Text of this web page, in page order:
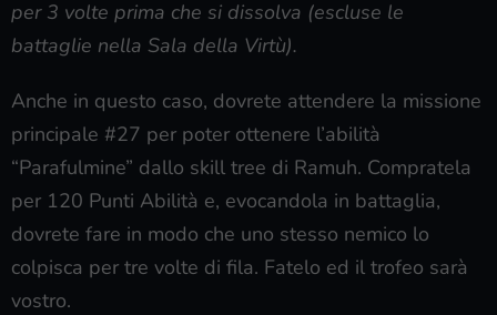
per 3 volte prima che si dissolva (escluse le
battaglie nella Sala della Virtù).
Anche in questo caso, dovrete attendere la missione
principale #27 per poter ottenere l’abilità
“Parafulmine” dallo skill tree di Ramuh. Compratela
per 120 Punti Abilità e, evocandola in battaglia,
dovrete fare in modo che uno stesso nemico lo
colpisca per tre volte di fila. Fatelo ed il trofeo sarà
vostro.